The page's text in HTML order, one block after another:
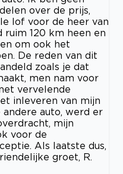
over de prijs,
lof voor de heer van
ruim 120 km heen en
om ook het
De reden van dit
zoals je dat
men nam voor
vervelende
inleveren van mijn
auto, werd er
mijn
voor de
Als laatste dus,
groet, R.